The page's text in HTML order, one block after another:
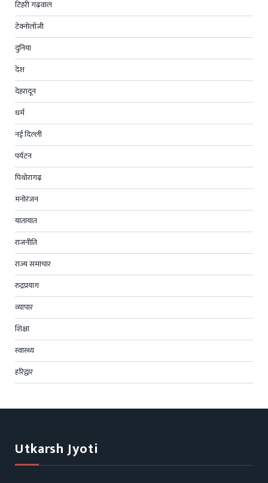
टिहरी गढ़वाल
टेक्नोलॉजी
दुनिया
देश
देहरादून
धर्म
नई दिल्ली
पर्यटन
पिथोरागढ़
मनोरंजन
यातायात
राजनीति
राज्य समाचार
रुद्रप्रयाग
व्यापार
शिक्षा
स्वास्थ्य
हरिद्वार
Utkarsh Jyoti